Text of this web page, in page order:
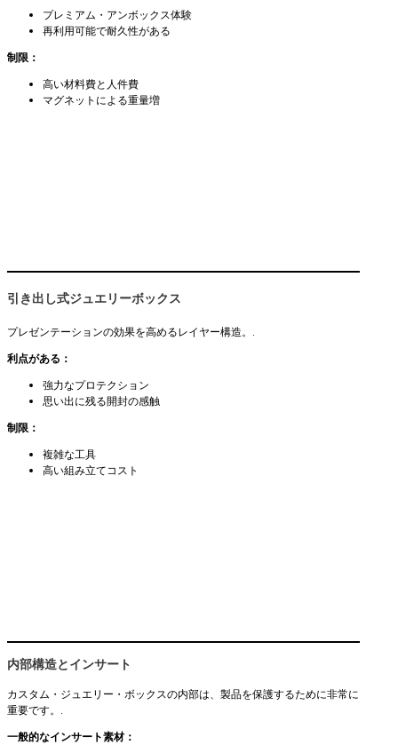
プレミアム・アンボックス体験
再利用可能で耐久性がある
制限：
高い材料費と人件費
マグネットによる重量増
引き出し式ジュエリーボックス
プレゼンテーションの効果を高めるレイヤー構造。.
利点がある：
強力なプロテクション
思い出に残る開封の感触
制限：
複雑な工具
高い組み立てコスト
内部構造とインサート
カスタム・ジュエリー・ボックスの内部は、製品を保護するために非常に
重要です。.
一般的なインサート素材：